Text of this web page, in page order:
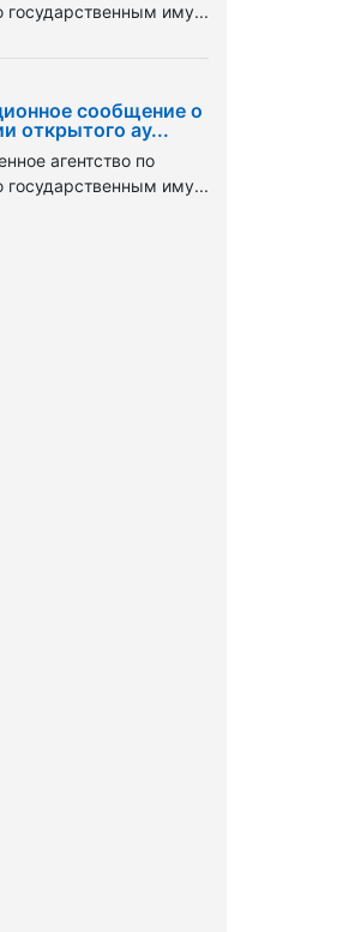
государственным иму...
сообщение о
открытого ау...
агентство по
государственным иму...